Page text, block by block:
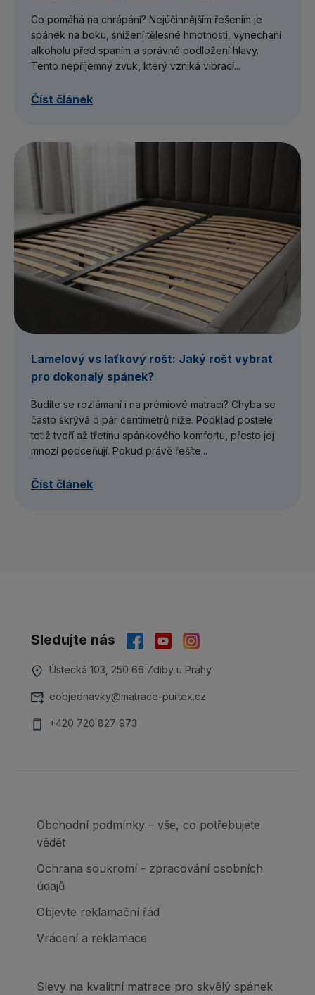
Co pomáhá na chrápání? Nejúčinnějším řešením je
spánek na boku, snížení tělesné hmotnosti, vynechání
alkoholu před spaním a správné podložení hlavy.
Tento nepříjemný zvuk, který vzniká vibrací...
Číst článek
Lamelový vs laťkový rošt: Jaký rošt vybrat
pro dokonalý spánek?
Budíte se rozlámaní i na prémiové matraci? Chyba se
často skrývá o pár centimetrů níže. Podklad postele
totiž tvoří až třetinu spánkového komfortu, přesto jej
mnozí podceňují. Pokud právě řešíte...
Číst článek
Sledujte nás
Ústecká 103, 250 66 Zdiby u Prahy
eobjednavky@matrace-purtex.cz
+420 720 827 973
Obchodní podmínky – vše, co potřebujete
vědět
Ochrana soukromí - zpracování osobních
údajů
Objevte reklamační řád
Vrácení a reklamace
Slevy na kvalitní matrace pro skvělý spánek